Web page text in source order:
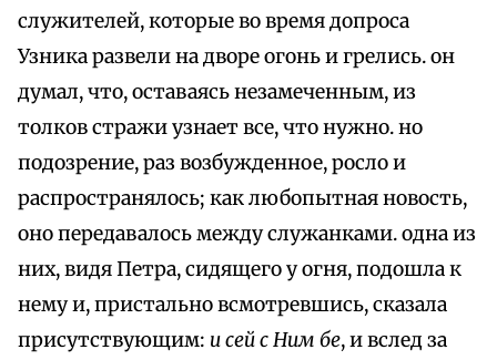
служителей, которые во время допроса
Узника развели на дворе огонь и грелись. он
думал, что, оставаясь незамеченным, из
толков стражи узнает все, что нужно. но
подозрение, раз возбужденное, росло и
распространялось; как любопытная новость,
оно передавалось между служанками. одна из
них, видя Петра, сидящего у огня, подошла к
нему и, пристально всмотревшись, сказала
присутствующим: и сей с Ним бе, и вслед за